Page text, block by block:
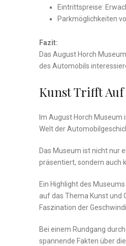
Eintrittspreise:
Parkmöglichkeiten⁤
Fazit:
Das August Horch
des Automobils
Kunst Trifft
Im August Horch
Welt der
Das Museum ist nicht nur⁤
präsentiert,‌ sondern auch
Ein Highlight des
auf das Thema Kunst und
Faszination der
Bei einem Rundgang
spannende Fakten über